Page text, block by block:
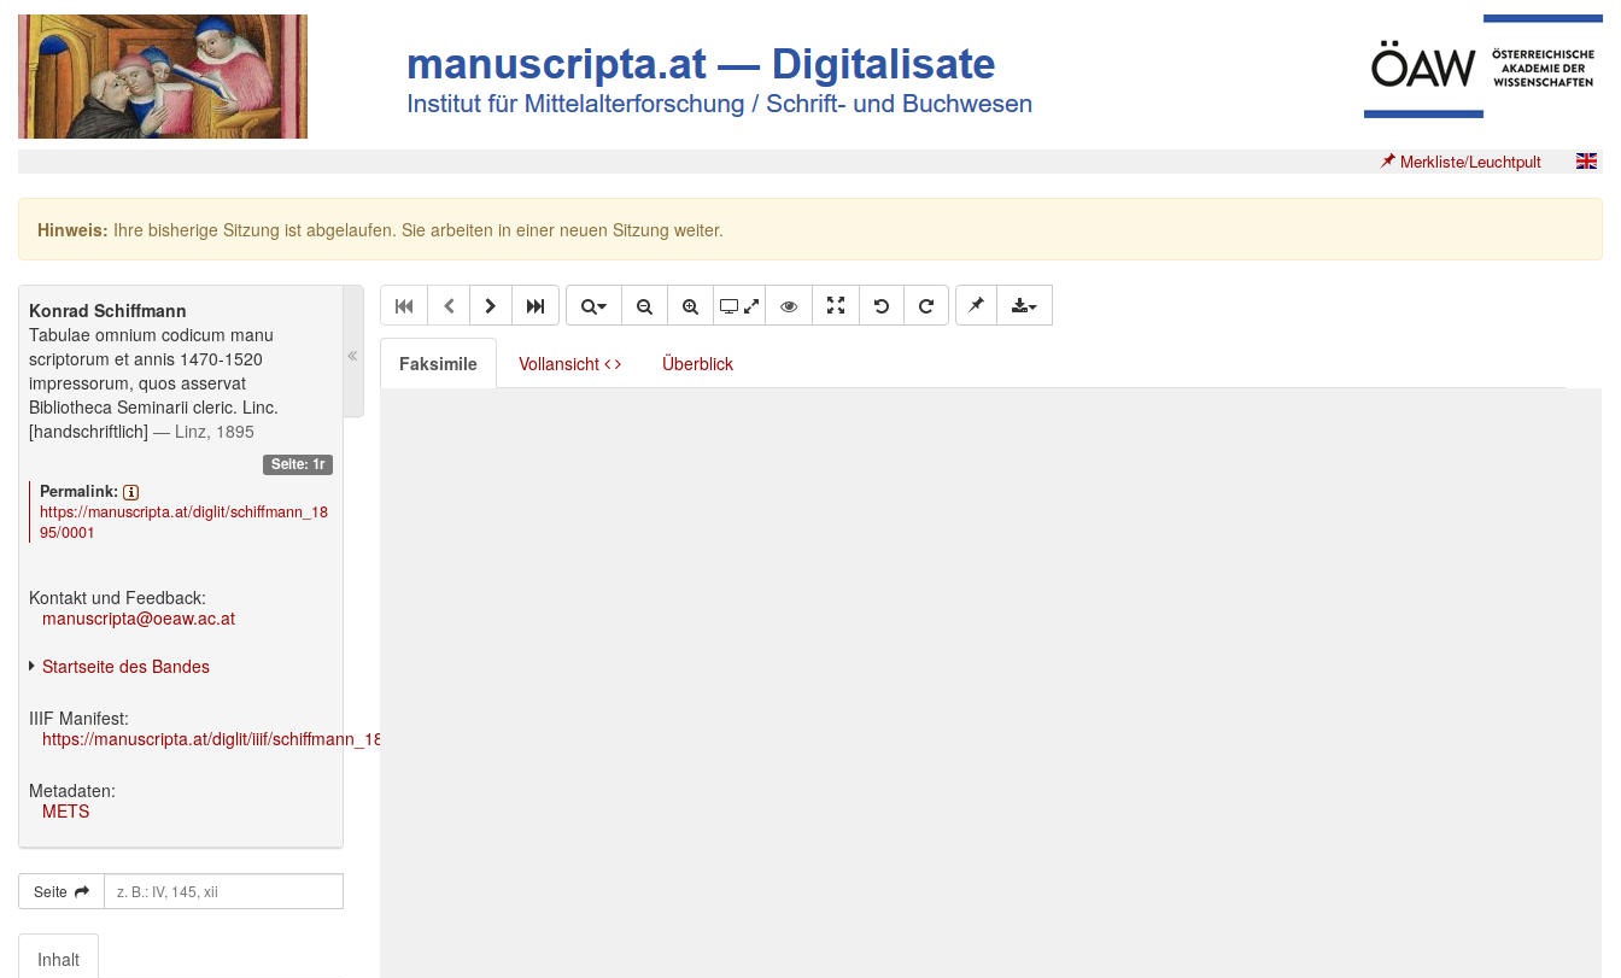
Merkliste/Leuchtpult
Hinweis: Ihre bisherige Sitzung ist abgelaufen. Sie arbeiten in einer neuen Sitzung weiter.
Konrad Schiffmann
Tabulae omnium codicum manu
scriptorum et annis 1470-1520
impressorum, quos asservat
Bibliotheca Seminarii cleric. Linc.
[handschriftlich] — Linz, 1895
Seite: 1r
Permalink:
https://manuscripta.at/diglit/schiffmann_18
95/0001
Kontakt und Feedback:
manuscripta@oeaw.ac.at
Startseite des Bandes
IIIF Manifest:
https://manuscripta.at/diglit/iiif/schiffmann_1895/manifest.json
Metadaten:
METS
Seite
Inhalt
Faksimile Vollansicht Überblick